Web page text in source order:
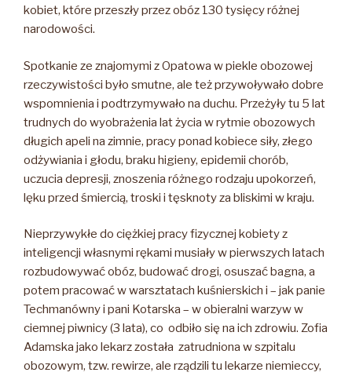
kobiet, które przeszły przez obóz 130 tysięcy różnej
narodowości.
Spotkanie ze znajomymi z Opatowa w piekle obozowej
rzeczywistości było smutne, ale też przywoływało dobre
wspomnienia i podtrzymywało na duchu. Przeżyły tu 5 lat
trudnych do wyobrażenia lat życia w rytmie obozowych
długich apeli na zimnie, pracy ponad kobiece siły, złego
odżywiania i głodu, braku higieny, epidemii chorób,
uczucia depresji, znoszenia różnego rodzaju upokorzeń,
lęku przed śmiercią, troski i tęsknoty za bliskimi w kraju.
Nieprzywykłe do ciężkiej pracy fizycznej kobiety z
inteligencji własnymi rękami musiały w pierwszych latach
rozbudowywać obóz, budować drogi, osuszać bagna, a
potem pracować w warsztatach kuśnierskich i – jak panie
Techmanówny i pani Kotarska – w obieralni warzyw w
ciemnej piwnicy (3 lata), co odbiło się na ich zdrowiu. Zofia
Adamska jako lekarz została zatrudniona w szpitalu
obozowym, tzw. rewirze, ale rządzili tu lekarze niemieccy,